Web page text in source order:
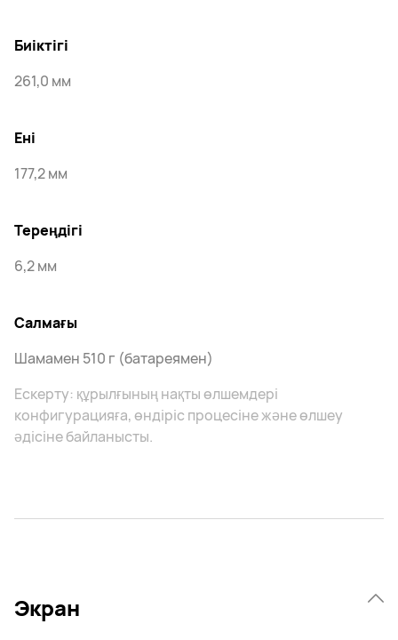
Биіктігі
261,0 мм
Ені
177,2 мм
Тереңдігі
6,2 мм
Салмағы
Шамамен 510 г (батареямен)
Ескерту: құрылғының нақты өлшемдері
конфигурацияға, өндіріс процесіне және өлшеу
әдісіне байланысты.
Экран